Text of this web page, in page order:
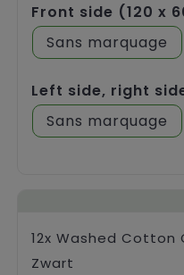
Front side (120 x
Sans marquage
Left side, right
Sans marquage
12x Washed Cotton
Zwart